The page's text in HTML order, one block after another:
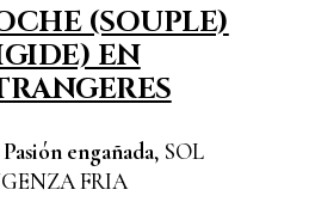
(SOUPLE)
EN
Pasión engañada, SOL
FRIA